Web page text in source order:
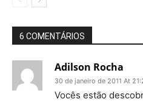
6 COMENTÁRIOS
Adilson Rocha
30 de janeiro de 2011 At
Vocês estão